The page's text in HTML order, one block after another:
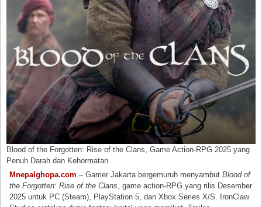
Blood of the Forgotten: Rise of the Clans, Game Action-RPG 2025 yang
Penuh Darah dan Kehormatan
Mnepalghopa.com – Gamer Jakarta bergemuruh menyambutBlood of
the Forgotten: Rise of the Clans, game action-RPG yang rilis Desember
2025 untuk PC (Steam), PlayStation 5, dan Xbox Series X/S. IronClaw